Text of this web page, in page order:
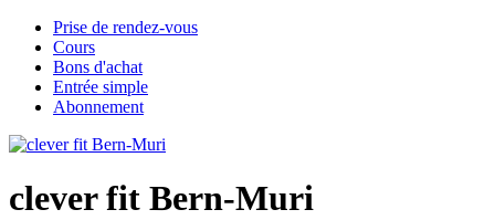
Prise de rendez-vous
Cours
Bons d'achat
Entrée simple
Abonnement
clever fit Bern-Muri